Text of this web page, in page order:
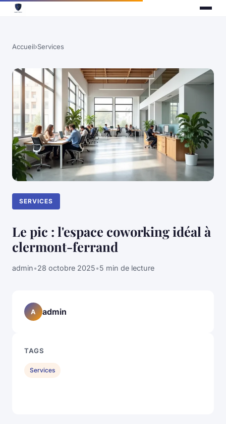
Accueil›Services
SERVICES
Le pic : l'espace coworking idéal à
clermont-ferrand
admin•28 octobre 2025•5 min de lecture
A admin
TAGS
Services